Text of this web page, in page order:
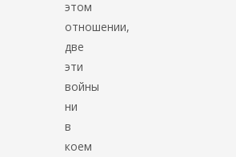
этом
отношении,
две
эти
войны
ни
в
коем